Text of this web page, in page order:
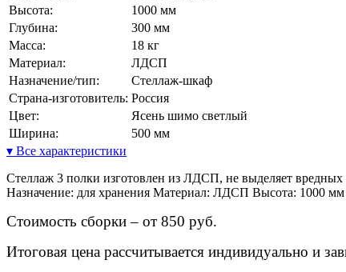
Высота:
1000 мм
Глубина:
300 мм
Масса:
18 кг
Материал:
ЛДСП
Назначение/тип:
Стеллаж-шкаф
Страна-изготовитель: Россия
Цвет:
Ясень шимо светлый
Ширина:
500 мм
▾ Все характеристики
Стеллаж 3 полки изготовлен из ЛДСП, не выделяет
Назначение: для хранения Материал: ЛДСП Высота: 1000
Стоимость сборки – от 850 руб.
Итоговая цена рассчитывается индивидуально и